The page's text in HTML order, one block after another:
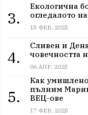
3.
Екологична
огледалото
15 ФЕВ, 2025
4.
Сливен и
човечността
06 АПР, 2025
5.
Как
пълним
ВЕЦ-ове
17 ФЕВ, 2025